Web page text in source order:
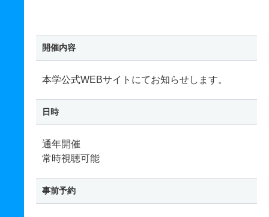
開催内容
本学公式WEBサイトにてお知らせします。
日時
通年開催
常時視聴可能
事前予約